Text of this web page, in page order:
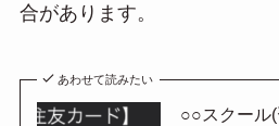
合があります。
あわせて読みたい
○○スクール